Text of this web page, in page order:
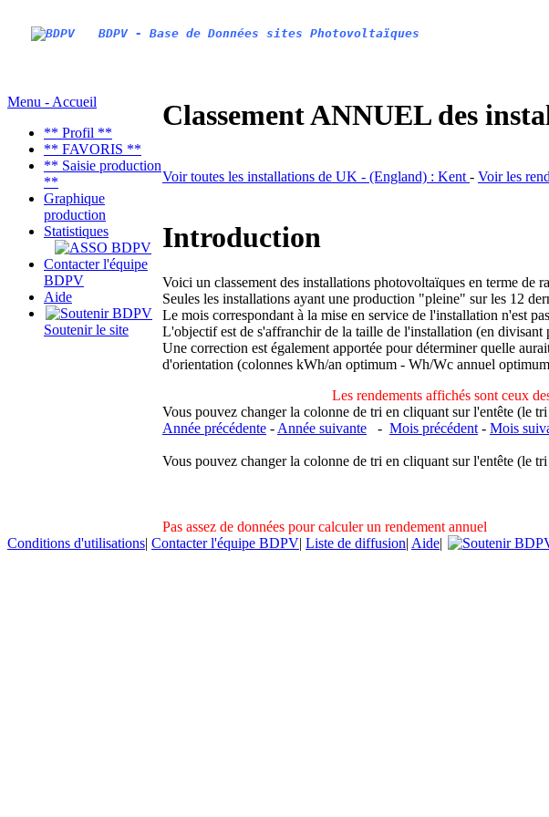
BDPV - Base de Données sites Photovoltaïques
Menu - Accueil
** Profil **
** FAVORIS **
** Saisie production
**
Graphique
production
Statistiques
Contacter l'équipe
BDPV
Aide
Soutenir le site
Classement ANNUEL des
Voir toutes les installations de UK - (England) : Kent - Voir les
Introduction
Voici un classement des installations photovoltaïques en terme de
Seules les installations ayant une production "pleine" sur les 12
Le mois correspondant à la mise en service de l'installation n'est
L'objectif est de s'affranchir de la taille de l'installation (en divisant
Une correction est également apportée pour déterminer quelle
d'orientation (colonnes kWh/an optimum - Wh/Wc annuel
Les rendements affichés sont ceux
Vous pouvez changer la colonne de tri en cliquant sur l'entête (le
Année précédente - Année suivante - Mois précédent - Mois
Vous pouvez changer la colonne de tri en cliquant sur l'entête (le
Pas assez de données pour calculer un rendement annuel
Conditions d'utilisations| Contacter l'équipe BDPV| Liste de diffusion| Aide|